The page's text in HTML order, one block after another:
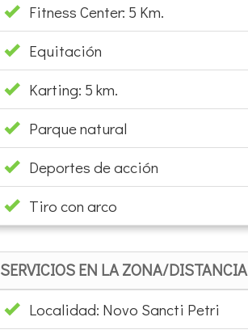
Fitness Center: 5 Km.
Equitación
Karting: 5 km.
Parque natural
Deportes de acción
Tiro con arco
SERVICIOS EN LA ZONA/DISTANCIA
Localidad: Novo Sancti Petri